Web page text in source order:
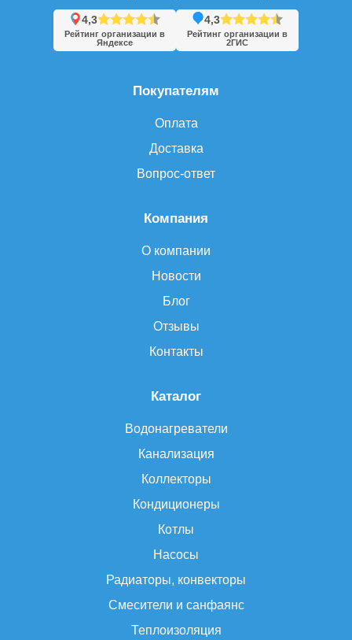
Каталог
Водонагреватели
Канализация
Коллекторы
Кондиционеры
Котлы
Насосы
Радиаторы, конвекторы
Смесители и санфаянс
Теплоизоляция
Компания
О компании
Новости
Блог
Отзывы
Контакты
Покупателям
Оплата
Доставка
Вопрос-ответ
4,3
Рейтинг организации в
Яндексе
4,3
Рейтинг организации в
2ГИС